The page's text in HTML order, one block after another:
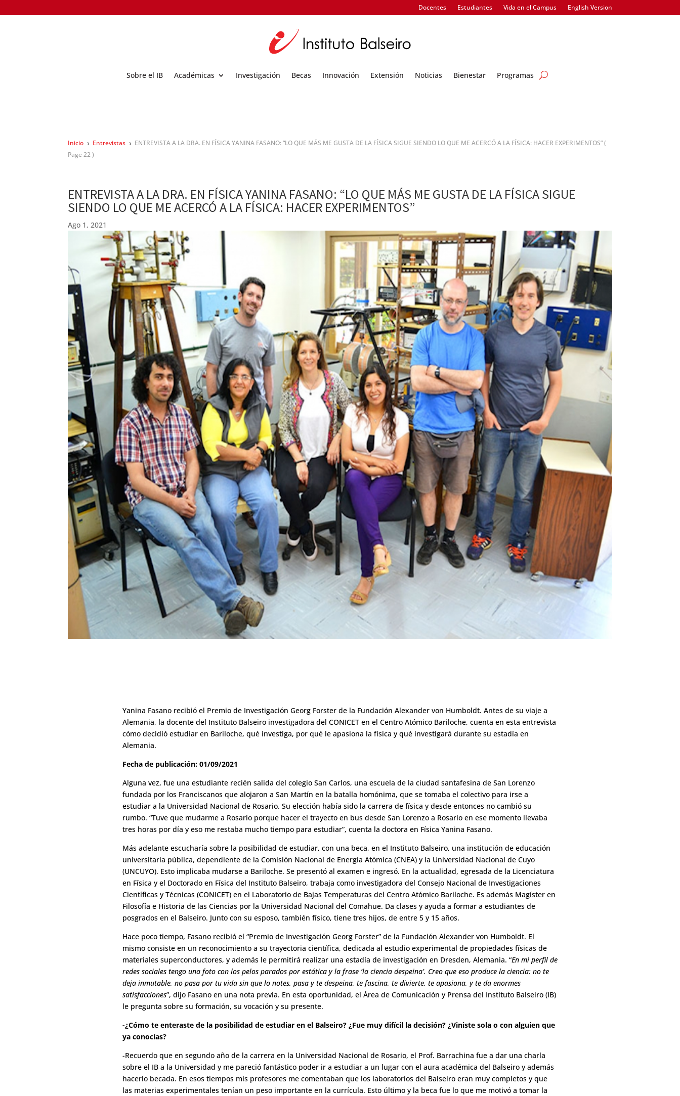
Docentes Estudiantes Vida en el Campus English Version
Sobre el IB Académicas Investigación Becas Innovación Extensión Noticias Bienestar Programas
Inicio 5 Entrevistas 5 ENTREVISTA A LA DRA. EN FÍSICA YANINA FASANO: “LO QUE MÁS ME GUSTA DE LA FÍSICA SIGUE SIENDO LO QUE ME ACERCÓ A LA FÍSICA: HACER EXPERIMENTOS”(
Page 22 )
ENTREVISTA A LA DRA. EN FÍSICA YANINA FASANO: “LO QUE MÁS ME GUSTA DE LA FÍSICA SIGUE
SIENDO LO QUE ME ACERCÓ A LA FÍSICA: HACER EXPERIMENTOS”
Ago 1, 2021
Yanina Fasano recibió el Premio de Investigación Georg Forster de la Fundación Alexander von Humboldt. Antes de su viaje a
Alemania, la docente del Instituto Balseiro investigadora del CONICET en el Centro Atómico Bariloche, cuenta en esta entrevista
cómo decidió estudiar en Bariloche, qué investiga, por qué le apasiona la física y qué investigará durante su estadía en
Alemania.
Fecha de publicación: 01/09/2021
Alguna vez, fue una estudiante recién salida del colegio San Carlos, una escuela de la ciudad santafesina de San Lorenzo
fundada por los Franciscanos que alojaron a San Martín en la batalla homónima, que se tomaba el colectivo para irse a
estudiar a la Universidad Nacional de Rosario. Su elección había sido la carrera de física y desde entonces no cambió su
rumbo. “Tuve que mudarme a Rosario porque hacer el trayecto en bus desde San Lorenzo a Rosario en ese momento llevaba
tres horas por día y eso me restaba mucho tiempo para estudiar”, cuenta la doctora en Física Yanina Fasano.
Más adelante escucharía sobre la posibilidad de estudiar, con una beca, en el Instituto Balseiro, una institución de educación
universitaria pública, dependiente de la Comisión Nacional de Energía Atómica (CNEA) y la Universidad Nacional de Cuyo
(UNCUYO). Esto implicaba mudarse a Bariloche. Se presentó al examen e ingresó. En la actualidad, egresada de la Licenciatura
en Física y el Doctorado en Física del Instituto Balseiro, trabaja como investigadora del Consejo Nacional de Investigaciones
Científicas y Técnicas (CONICET) en el Laboratorio de Bajas Temperaturas del Centro Atómico Bariloche. Es además Magíster en
Filosofía e Historia de las Ciencias por la Universidad Nacional del Comahue. Da clases y ayuda a formar a estudiantes de
posgrados en el Balseiro. Junto con su esposo, también físico, tiene tres hijos, de entre 5 y 15 años.
Hace poco tiempo, Fasano recibió el “Premio de Investigación Georg Forster” de la Fundación Alexander von Humboldt. El
mismo consiste en un reconocimiento a su trayectoria científica, dedicada al estudio experimental de propiedades físicas de
materiales superconductores, y además le permitirá realizar una estadía de investigación en Dresden, Alemania. “En mi perfil de
redes sociales tengo una foto con los pelos parados por estática y la frase ‘la ciencia despeina’. Creo que eso produce la ciencia: no te
deja inmutable, no pasa por tu vida sin que lo notes, pasa y te despeina, te fascina, te divierte, te apasiona, y te da enormes
satisfacciones”, dijo Fasano en una nota previa. En esta oportunidad, el Área de Comunicación y Prensa del Instituto Balseiro (IB)
le pregunta sobre su formación, su vocación y su presente.
-¿Cómo te enteraste de la posibilidad de estudiar en el Balseiro? ¿Fue muy difícil la decisión? ¿Viniste sola o con alguien que
ya conocías?
-Recuerdo que en segundo año de la carrera en la Universidad Nacional de Rosario, el Prof. Barrachina fue a dar una charla
sobre el IB a la Universidad y me pareció fantástico poder ir a estudiar a un lugar con el aura académica del Balseiro y además
hacerlo becada. En esos tiempos mis profesores me comentaban que los laboratorios del Balseiro eran muy completos y que
las materias experimentales tenían un peso importante en la currícula. Esto último y la beca fue lo que me motivó a tomar la